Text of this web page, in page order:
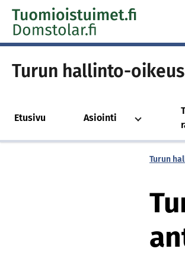
Skip to content -saavutettavuusohje
Turun hallinto-oikeus
Etusivu Asiointi
Turun